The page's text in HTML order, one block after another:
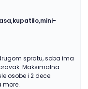
spratu, soba ima
Maksimalna
osobe i 2 dece.
more.